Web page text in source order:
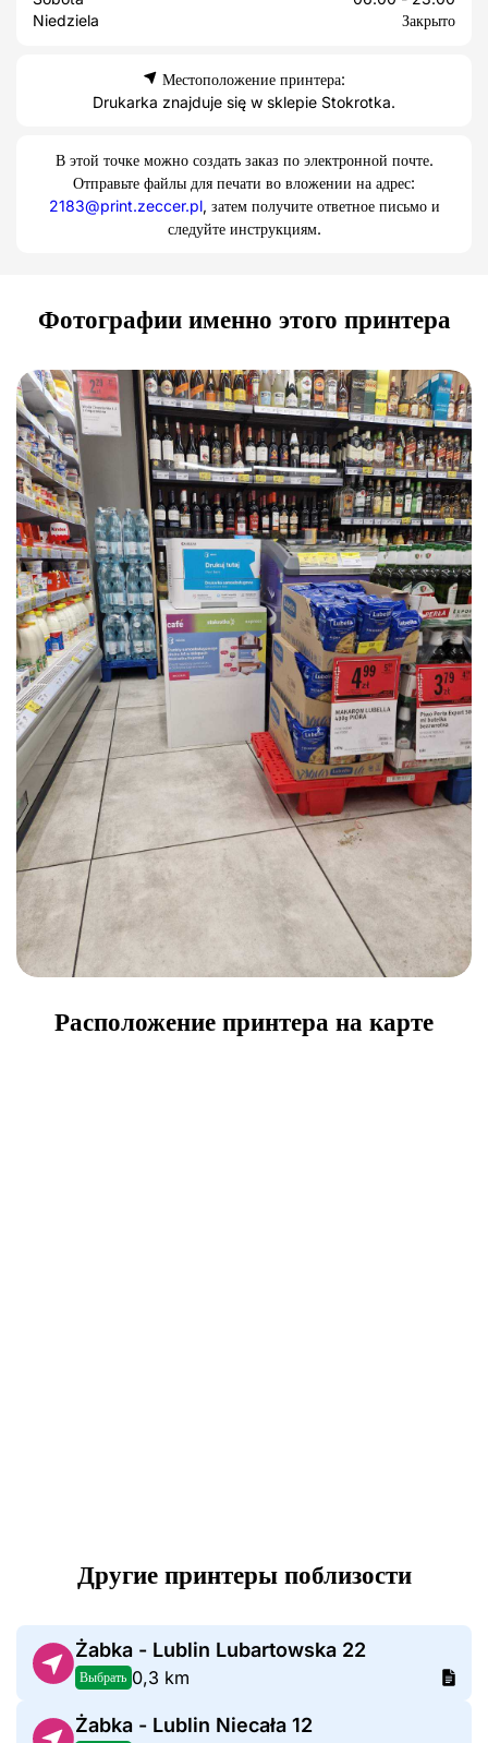
Niedziela
Закрыто
Местоположение принтера:
Drukarka znajduje się w sklepie Stokrotka.
В этой точке можно создать заказ по электронной почте.
Отправьте файлы для печати во вложении на адрес:
2183@print.zeccer.pl, затем получите ответное письмо и
следуйте инструкциям.
Фотографии именно этого принтера
Расположение принтера на карте
Другие принтеры поблизости
Żabka - Lublin Lubartowska 22
Выбрать 0,3 km
Żabka - Lublin Niecała 12